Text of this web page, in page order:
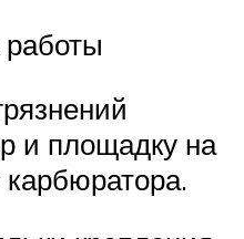
и площадку на